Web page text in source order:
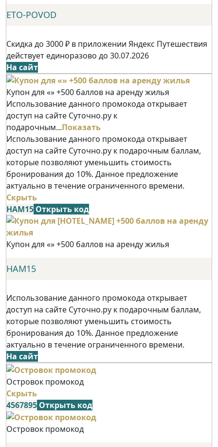
ETO-POVOD
Скидка до 3000 ₽ в приложении Яндекс Путешествия
действует единоразово до 30.07.2026
На сайт
Купон для «» +500 баллов на аренду жилья
Использование данного промокода открывает
доступ на сайте Суточно.ру к
подарочным...Показать
Использование данного промокода открывает
доступ на сайте Суточно.ру к подарочным баллам,
которые позволяют уменьшить стоимость
бронирования до 10%. Данное предложение
актуально в течение ограниченного времени.
Скрыть
НАМ15 Открыть код
Купон для «» +500 баллов на аренду жилья
НАМ15
Использование данного промокода открывает
доступ на сайте Суточно.ру к подарочным баллам,
которые позволяют уменьшить стоимость
бронирования до 10%. Данное предложение
актуально в течение ограниченного времени.
На сайт
Островок промокод
Скрыть
4567895 Открыть код
Островок промокод